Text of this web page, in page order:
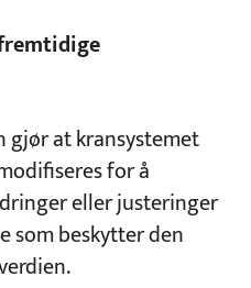
at kransystemet
for å
eller justeringer
som beskytter den